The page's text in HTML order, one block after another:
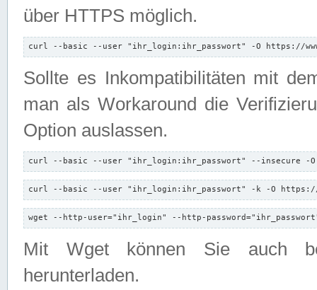
über HTTPS möglich.
curl --basic --user "ihr_login:ihr_passwort" -O https://
Sollte es Inkompatibilitäten mit
man als Workaround die
Option auslassen.
curl --basic --user "ihr_login:ihr_passwort" --insecure -
curl --basic --user "ihr_login:ihr_passwort" -k -O https://
wget --http-user="ihr_login" --http-
Mit Wget können Sie auch
herunterladen.